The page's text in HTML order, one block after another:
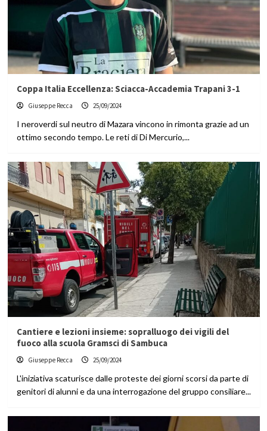
Coppa Italia Eccellenza: Sciacca-Accademia Trapani 3-1
Giuseppe Recca 25/09/2024
I neroverdi sul neutro di Mazara vincono in rimonta grazie ad un
ottimo secondo tempo. Le reti di Di Mercurio,...
Cantiere e lezioni insieme: sopralluogo dei vigili del
fuoco alla scuola Gramsci di Sambuca
Giuseppe Recca 25/09/2024
L'iniziativa scaturisce dalle proteste dei giorni scorsi da parte di
genitori di alunni e da una interrogazione del gruppo consiliare...